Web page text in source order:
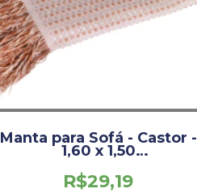
Manta para Sofá - Castor -
1,60 x 1,50
R$29,19